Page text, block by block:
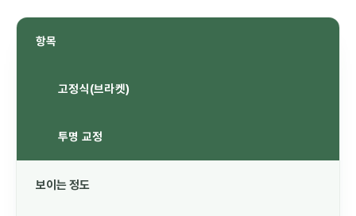
항목
고정식(브라켓)
투명 교정
보이는 정도